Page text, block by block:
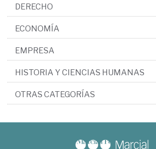
DERECHO
ECONOMÍA
EMPRESA
HISTORIA Y CIENCIAS HUMANAS
OTRAS CATEGORÍAS